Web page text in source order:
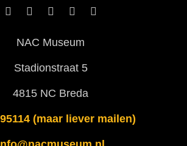
NAC Museum
Stadionstraat 5
4815 NC Breda
(maar liever mailen)